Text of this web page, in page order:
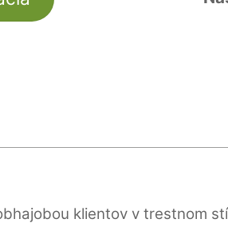
klientov v trestnom